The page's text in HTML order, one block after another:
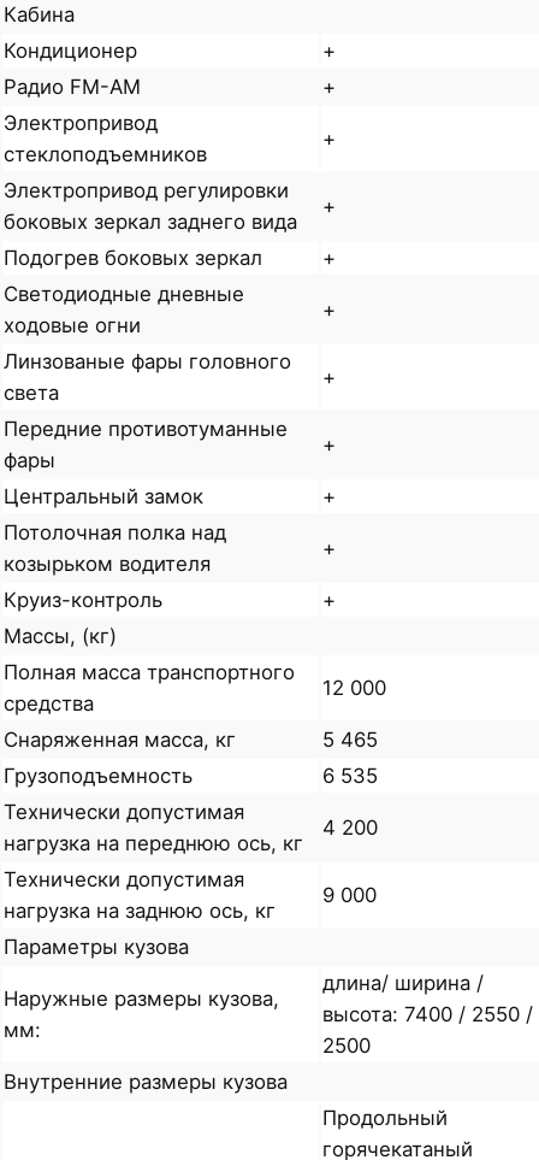
Кабина
Кондиционер
+
Радио FM-AM
+
Электропривод
стеклоподъемников
+
Электропривод регулировки
боковых зеркал заднего вида
+
Подогрев боковых зеркал
+
Светодиодные дневные
ходовые огни
+
Линзованые фары головного
света
+
Передние противотуманные
фары
+
Центральный замок
+
Потолочная полка над
козырьком водителя
+
Круиз-контроль
+
Массы, (кг)
Полная масса транспортного
средства
12 000
Снаряженная масса, кг
5 465
Грузоподъемность
6 535
Технически допустимая
нагрузка на переднюю ось, кг
4 200
Технически допустимая
нагрузка на заднюю ось, кг
9 000
Параметры кузова
Наружные размеры кузова,
мм:
длина/ ширина /
высота: 7400 / 2550 /
2500
Внутренние размеры кузова
Продольный
горячекатаный